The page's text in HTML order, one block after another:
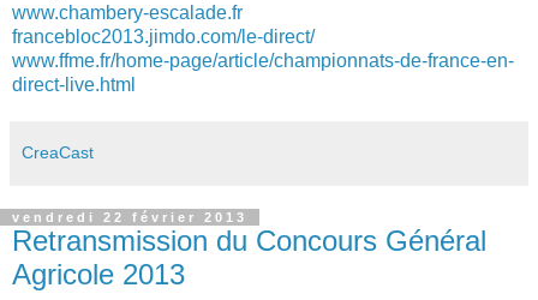
www.chambery-escalade.fr
francebloc2013.jimdo.com/le-direct/
www.ffme.fr/home-page/article/championnats-de-france-en-
direct-live.html
CreaCast
vendredi 22 février 2013
Retransmission du Concours Général
Agricole 2013